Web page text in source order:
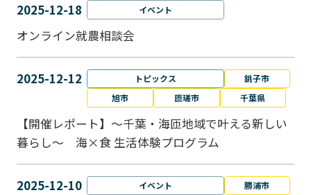
2025-12-18 イベント
オンライン就農相談会
2025-12-12 トピックス
銚子市
旭市
匝瑳市 千葉県
【開催レポート】～千葉・海匝地域で叶える新しい
暮らし～ 海×食 生活体験プログラム
2025-12-10 イベント
勝浦市